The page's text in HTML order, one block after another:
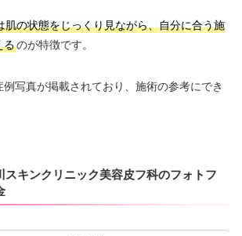
肌の状態をじっくり見ながら、自分に合う施
るのが特徴です。
写真が掲載されており、施術の参考にでき
スキンクリニック美容皮フ科のフォトフ